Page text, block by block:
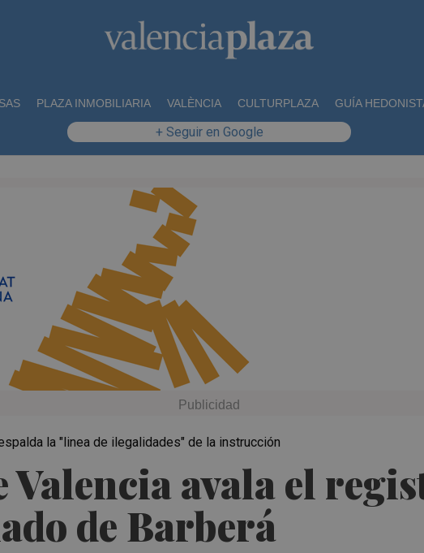
PLAZA INMOBILIARIA VALÈNCIA CULTURPLAZA GUÍA
+ Seguir en Google
Valencia avala el
de Barberá
la "linea de ilegalidades" de la instrucción